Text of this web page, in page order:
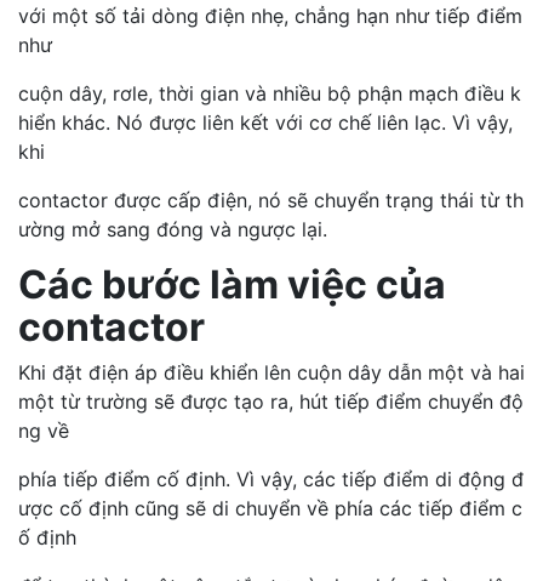
với một số tải dòng điện nhẹ, chẳng hạn như tiếp điểm
như
cuộn dây, rơle, thời gian và nhiều bộ phận mạch điều k
hiển khác. Nó được liên kết với cơ chế liên lạc. Vì vậy,
khi
contactor được cấp điện, nó sẽ chuyển trạng thái từ th
ường mở sang đóng và ngược lại.
Các bước làm việc của
contactor
Khi đặt điện áp điều khiển lên cuộn dây dẫn một và hai
một từ trường sẽ được tạo ra, hút tiếp điểm chuyển độ
ng về
phía tiếp điểm cố định. Vì vậy, các tiếp điểm di động đ
ược cố định cũng sẽ di chuyển về phía các tiếp điểm c
ố định